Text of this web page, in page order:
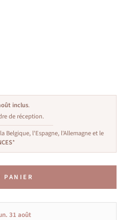
inclus.
de réception.
Belgique, l'Espagne, l'Allemagne et le
*
PANIER
31 août